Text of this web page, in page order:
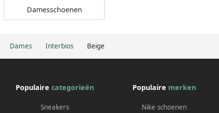
Dames Interbios Beige
Damesschoenen
Populaire categorieën
Sneakers
Populaire merken
Nike schoenen